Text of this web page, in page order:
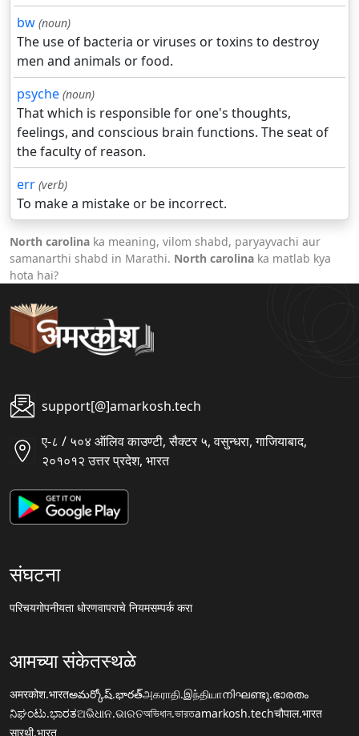
bw (noun)
The use of bacteria or viruses or toxins to destroy
men and animals or food.
psyche (noun)
That which is responsible for one's thoughts,
feelings, and conscious brain functions. The seat of
the faculty of reason.
err (verb)
To make a mistake or be incorrect.
North carolina ka meaning, vilom shabd, paryayvachi aur
samanarthi shabd in Marathi. North carolina ka matlab kya
hota hai?
support[@]amarkosh.tech
ए-८ / ५०४ ऑलिव काउण्टी, सैक्टर ५, वसुन्धरा, गाजियाबाद,
२०१०१२ उत्तर प्रदेश, भारत
संघटना
परिचयगोपनीयता धोरणवापराचे नियमसम्पर्क करा
आमच्या संकेतस्थळे
अमरकोश.भारतఅమర్కోష్.భారత్அகராதி.இந்தியாനിഘണ്ടു.ഭാരതം
ನಿಘಂಟು.ಭಾರತଅଭିଧାନ.ଭାରତঅভিধান.ভারতamarkosh.techचौपाल.भारत
सारथी.भारत